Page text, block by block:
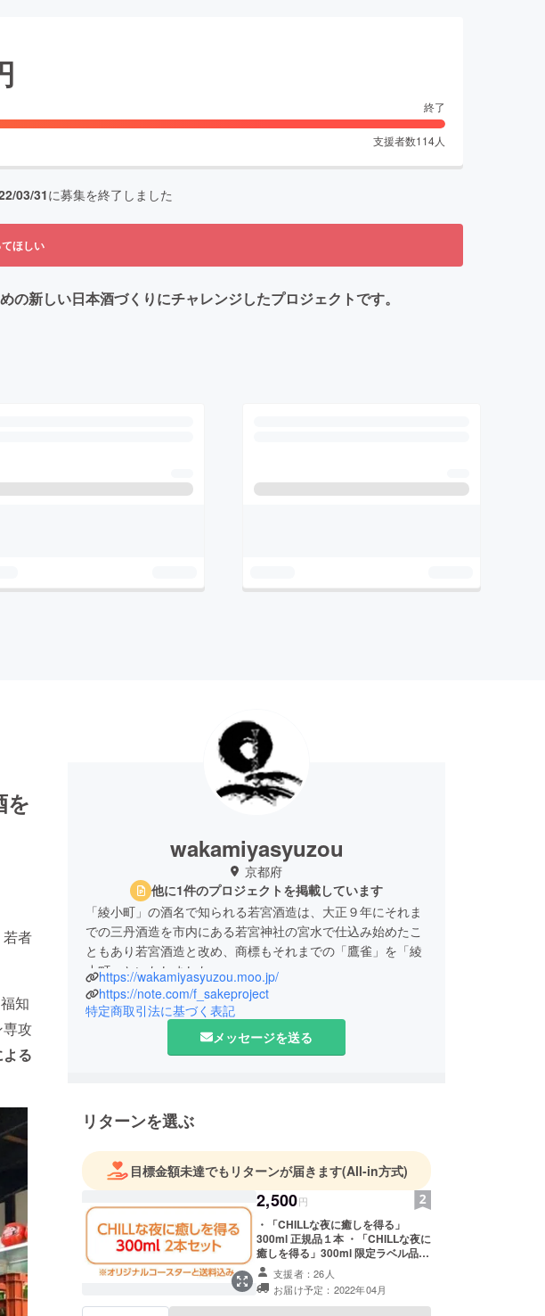
終了
支援者数114人
03/31に募集を終了しました
ほしい
新しい日本酒づくりにチャレンジしたプロジェクトです。
を
者
知
攻
る
wakamiyasyuzou
京都府
他に1件のプロジェクトを掲載しています
「綾小町」の酒名で知られる若宮酒造は、大正９年にそれま
での三丹酒造を市内にある若宮神社の宮水で仕込み始めたこ
ともあり若宮酒造と改め、商標もそれまでの「鷹雀」を「綾
小町」といたしました。
「綾小町」の由来は、綾部では奈良時代より由良川沿いの低
地で桑が栽培され、養蚕業が盛んに行われて「蚕都」として
発展したことから機を織る優しく、美しい娘をイメージして
当社は創業以来、良質の水と米に加えて杜氏が腕を磨き、一
「綾小町」を飲んだ時、綾部の豊かな自然や穏やかな空気、
真冬の厳寒期に真剣に酒造りを行う蔵人たちの姿を感じてい
ただけたら幸いでございます。
https://wakamiyasyuzou.moo.jp/
https://note.com/f_sakeproject
特定商取引法に基づく表記
メッセージを送る
リターンを選ぶ
目標金額未達でもリターンが届きます(All-in方式)
2,500円
・「CHILLな夜に癒しを得る」
300ml 正規品１本 ・「CHILLな夜に
癒しを得る」300ml 限定ラベル品１
本 ・オリジナルコースター１枚 ・
お礼状 ・送料を含みます ※リターン
に酒類が含まれるため、20歳未満の
方はこのリターンを選択できませ
支援者：26人
お届け予定：2022年04月